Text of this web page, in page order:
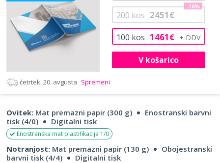
100 kos 1461€
200 kos 2451€
-16%
V košarico
četrtek, 20. avgusta Spremeni
Ovitek: Mat premazni papir (300 g)
Enostranski barvni
tisk (4/0)
Digitalni tisk
Enostranska mat plastifikacija 1/0
Notranjost: Mat premazni papir (130 g)
Obojestranski
barvni tisk (4/4)
Digitalni tisk